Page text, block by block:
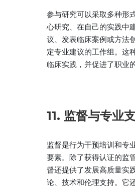
参与研究可以采取多种形
心研究、在自己的实践中
议、发表临床案例或方法
定专业建议的工作组。这
临床实践，并促进了职业
11. 监督与专业
监督是行为干预培训和专
要素。除了获得认证的监
督还提供了发展高质量实
论、技术和伦理支持。它